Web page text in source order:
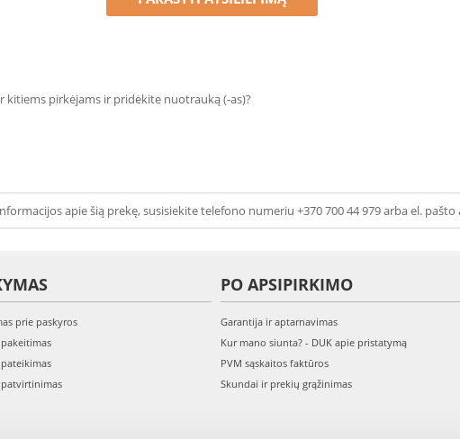
kitiems pirkėjams ir pridėkite nuotrauką (-as)?
apie šią prekę, susisiekite telefono numeriu +370 700 44 979 arba el. pašto
prie paskyros
patvirtinimas
PO APSIPIRKIMO
Garantija ir aptarnavimas
Kur mano siunta? - DUK apie pristatymą
PVM sąskaitos faktūros
Skundai ir prekių grąžinimas